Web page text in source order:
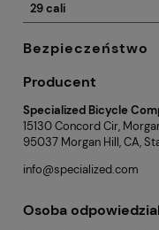
29 cali
Bezpieczeństwo
Producent
Specialized Bicycle
15130 Concord Cir,
95037 Morgan Hill, CA,
info@specialized.com
Osoba